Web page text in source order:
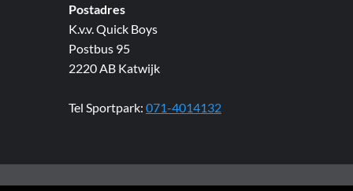
Postadres
K.v.v. Quick Boys
Postbus 95
2220 AB Katwijk
Tel Sportpark: 071-4014132